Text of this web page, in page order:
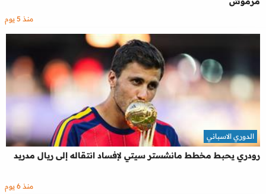
منذ 5 يوم
رودري يحبط مخطط مانشستر سيتي لإفساد انتقاله إلى ريال مدريد
الدوري الاسباني
منذ 6 يوم